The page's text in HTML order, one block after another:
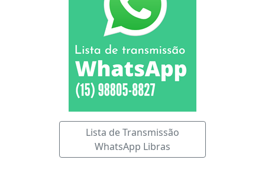
Lista de Transmissão
WhatsApp Libras